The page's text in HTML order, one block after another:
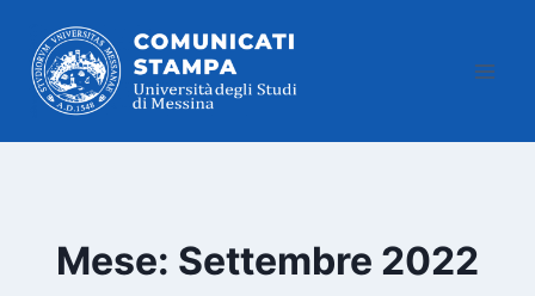
contenuto
Mese: Settembre 2022